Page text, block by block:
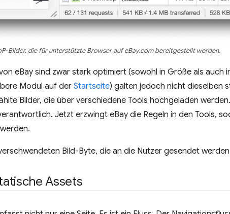
Bilder, die für unterstützte Browser auf eBay.com bereitgestellt werden.
eBay sind zwar stark optimiert (sowohl in Größe als auch
Modul auf der Startseite) galten jedoch nicht dieselben
Bilder, die über verschiedene Tools hochgeladen
Jetzt erzwingt eBay die Regeln in den Tools,
Bild-Byte, die an die Nutzer gesendet
Assets